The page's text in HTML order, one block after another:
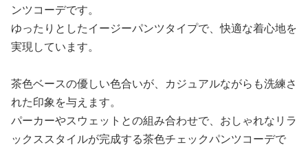
ンツコーデです。
ゆったりとしたイージーパンツタイプで、快適な着心地を
実現しています。
茶色ベースの優しい色合いが、カジュアルながらも洗練さ
れた印象を与えます。
パーカーやスウェットとの組み合わせで、おしゃれなリラ
ックススタイルが完成する茶色チェックパンツコーデで